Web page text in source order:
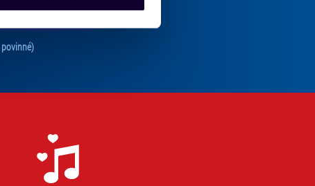
varianty. Svoji volbu
Odoberať
Tento súhlas je povinný na odber newslettra. Bez súhlasu nie je možné vás